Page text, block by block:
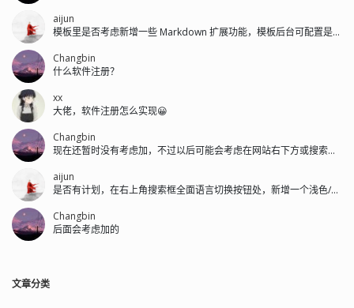
aijun
模板里是否考虑新增一些 Markdown 扩展功能，模板后台可配置是否开启...
Changbin
什么软件注册？
xx
大佬，软件注册怎么实现😀
Changbin
现在还暂时没有考虑加，不过以后可能会考虑在网站右下方或搜索框左侧加。
aijun
是否有计划，在右上角搜索框全面语言切换按钮处，新增一个浅色/深色的切换按钮。
Changbin
后面会考虑加的
文章分类